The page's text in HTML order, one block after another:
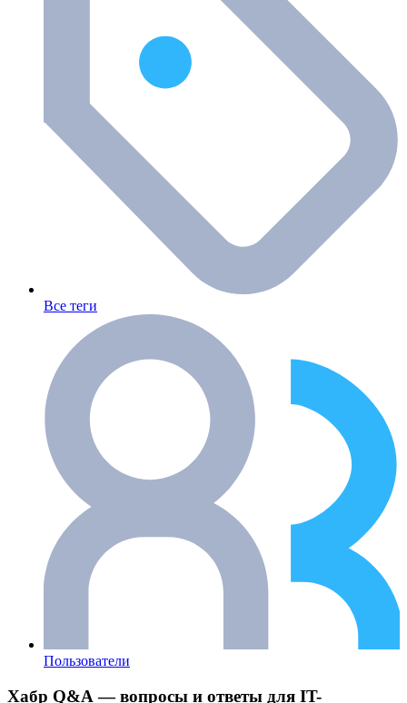
Все теги
Пользователи
Хабр Q&A — вопросы и ответы для IT-